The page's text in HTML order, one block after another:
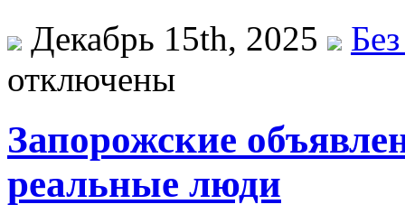
Декабрь 15th, 2025
отключены
Запорожские
реальные люди